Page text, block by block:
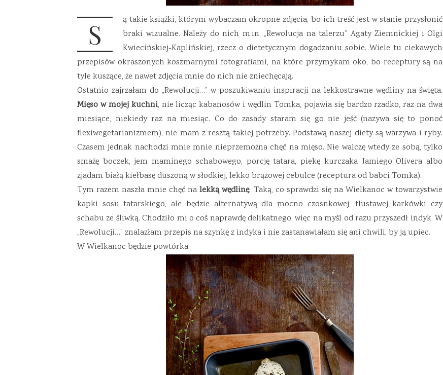
S
ą takie książki, którym wybaczam okropne zdjęcia, bo ich treść jest w stanie przysłonić
braki wizualne. Należy do nich m.in. „Rewolucja na talerzu” Agaty Ziemnickiej i Olgi
Kwiecińskiej-Kaplińskiej, rzecz o dietetycznym dogadzaniu sobie. Wiele tu ciekawych
przepisów okraszonych koszmarnymi fotografiami, na które przymykam oko, bo receptury są na
tyle kuszące, że nawet zdjęcia mnie do nich nie zniechęcają.
Ostatnio zajrzałam do „Rewolucji…” w poszukiwaniu inspiracji na lekkostrawne wędliny na święta.
Mięso w mojej kuchni, nie licząc kabanosów i wędlin Tomka, pojawia się bardzo rzadko, raz na dwa
miesiące, niekiedy raz na miesiąc. Co do zasady staram się go nie jeść (nazywa się to ponoć
flexiwegetarianizmem), nie mam z resztą takiej potrzeby. Podstawą naszej diety są warzywa i ryby.
Czasem jednak nachodzi mnie mnie nieprzemożna chęć na mięso. Nie walczę wtedy ze sobą, tylko
smażę boczek, jem maminego schabowego, porcję tatara, piekę kurczaka Jamiego Olivera albo
zjadam białą kiełbasę duszoną w słodkiej, lekko brązowej cebulce (receptura od babci Tomka).
Tym razem naszła mnie chęć nalekką wędlinę. Taką, co sprawdzi się na Wielkanoc w towarzystwie
kapki sosu tatarskiego, ale będzie alternatywą dla mocno czosnkowej, tłustawej karkówki czy
schabu ze śliwką. Chodziło mi o coś naprawdę delikatnego, więc na myśl od razu przyszedł indyk. W
„Rewolucji…” znalazłam przepis na szynkę z indyka i nie zastanawiałam się ani chwili, by ją upiec.
W Wielkanoc będzie powtórka.